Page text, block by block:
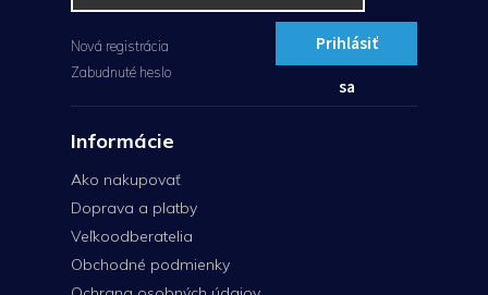
Prihlásiť
sa
Nová registrácia
Zabudnuté heslo
Informácie
Ako nakupovať
Doprava a platby
Veľkoodberatelia
Obchodné podmienky